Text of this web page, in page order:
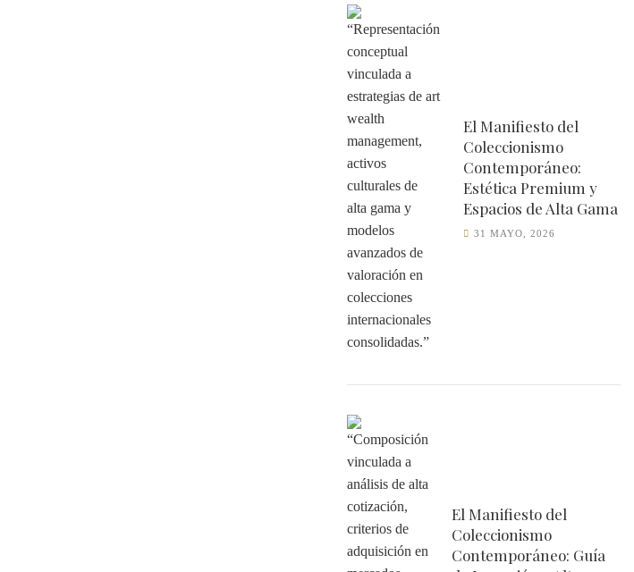
El Manifiesto del
Coleccionismo
Contemporáneo:
Estética Premium y
Espacios de Alta Gama
31 MAYO, 2026
El Manifiesto del
Coleccionismo
Contemporáneo: Guía